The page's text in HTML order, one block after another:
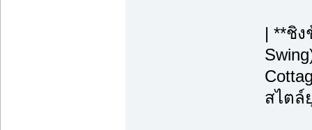
| **ชิง
สไตล์